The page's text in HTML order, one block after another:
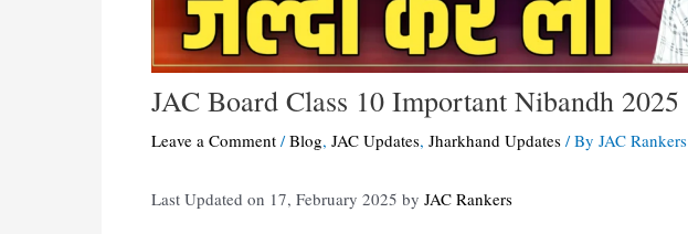
JAC Board Class 10 Important Nibandh 2025
Leave a Comment /Blog, JAC Updates, Jharkhand Updates / By JAC Rankers
Last Updated on 17, February 2025 by JAC Rankers